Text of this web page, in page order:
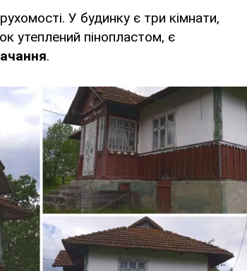
У будинку є три кімнати,
утеплений пінопластом, є
.